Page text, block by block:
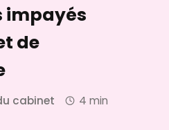
impayés
de
cabinet 4 min